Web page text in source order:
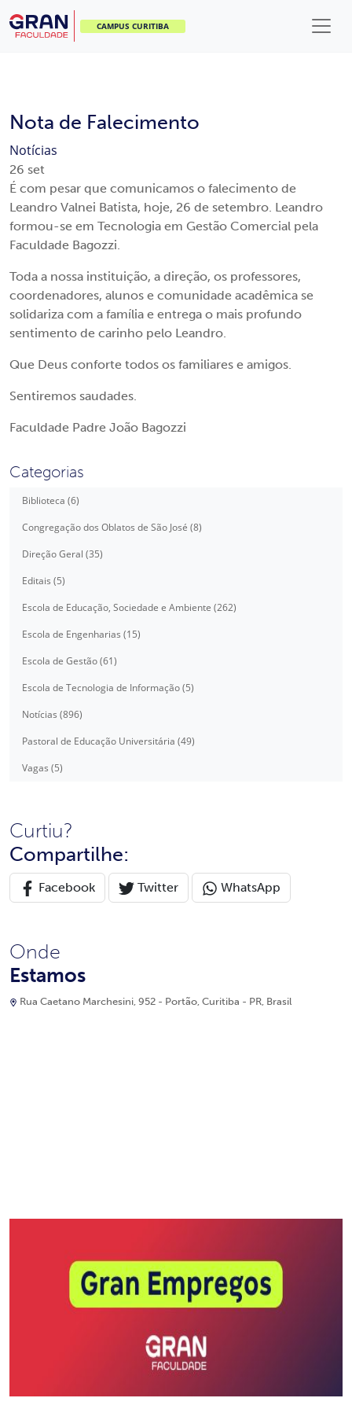
CAMPUS CURITIBA
Nota de Falecimento
Notícias
26 set
É com pesar que comunicamos o falecimento de
Leandro Valnei Batista, hoje, 26 de setembro. Leandro
formou-se em Tecnologia em Gestão Comercial pela
Faculdade Bagozzi.
Toda a nossa instituição, a direção, os professores,
coordenadores, alunos e comunidade acadêmica se
solidariza com a família e entrega o mais profundo
sentimento de carinho pelo Leandro.
Que Deus conforte todos os familiares e amigos.
Sentiremos saudades.
Faculdade Padre João Bagozzi
Categorias
Biblioteca (6)
Congregação dos Oblatos de São José (8)
Direção Geral (35)
Editais (5)
Escola de Educação, Sociedade e Ambiente (262)
Escola de Engenharias (15)
Escola de Gestão (61)
Escola de Tecnologia de Informação (5)
Notícias (896)
Pastoral de Educação Universitária (49)
Vagas (5)
Curtiu?
Compartilhe:
Facebook Twitter WhatsApp
Onde
Estamos
Rua Caetano Marchesini, 952 - Portão, Curitiba - PR, Brasil